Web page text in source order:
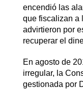
encendió las
que fiscalizan a
advirtieron por
recuperar el
En agosto de
irregular, la
gestionada por